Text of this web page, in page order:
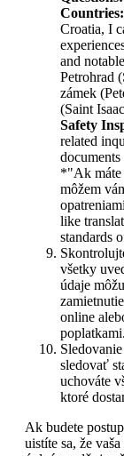
Countries:
Croatia, I
and
Petrohrad
zámek
(Saint
Safety
related
*"Ak máte
môžem
like
standards
všetky
údaje
online
poplatkami.
sledovať
uchováte
ktoré
Ak budete
uistíte sa, že